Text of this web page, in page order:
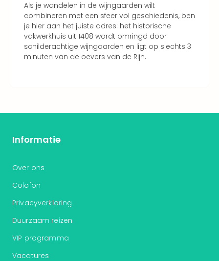
Als je wandelen in de wijngaarden wilt
combineren met een sfeer vol geschiedenis, ben
je hier aan het juiste adres: het historische
vakwerkhuis uit 1408 wordt omringd door
schilderachtige wijngaarden en ligt op slechts 3
minuten van de oevers van de Rijn.
Informatie
Over ons
Colofon
Privacyverklaring
Duurzaam reizen
VIP programma
Vacatures